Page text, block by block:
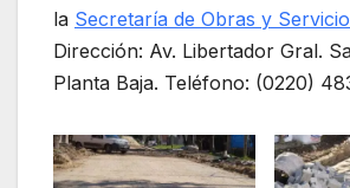
la Secretaría de Obras y
Dirección: Av. Libertador Gral.
Planta Baja. Teléfono: (0220)